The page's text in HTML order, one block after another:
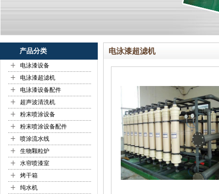
产品分类
+ 电泳漆设备
+ 电泳漆超滤机
+ 电泳漆设备配件
+ 超声波清洗机
+ 粉末喷涂设备
+ 粉末喷涂设备配件
+ 喷涂流水线
+ 生物颗粒炉
+ 水帘喷漆室
+ 烤干箱
+ 纯水机
电泳漆超滤机